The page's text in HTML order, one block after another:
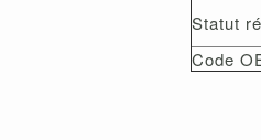
Statut
Code